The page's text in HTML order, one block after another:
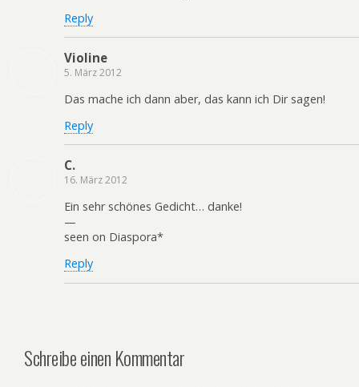
Reply
Violine
5. März 2012
Das mache ich dann aber, das kann ich Dir sagen!
Reply
C.
16. März 2012
Ein sehr schönes Gedicht… danke!
—
seen on Diaspora*
Reply
Schreibe einen Kommentar